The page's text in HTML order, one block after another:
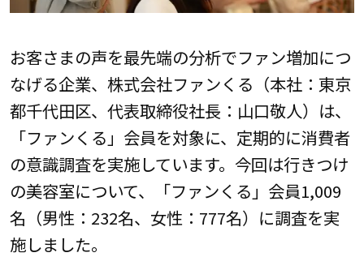
お客さまの声を最先端の分析でファン増加につ
なげる企業、株式会社ファンくる（本社：東京
都千代田区、代表取締役社長：山口敬人）は、
「ファンくる」会員を対象に、定期的に消費者
の意識調査を実施しています。今回は行きつけ
の美容室について、「ファンくる」会員1,009
名（男性：232名、女性：777名）に調査を実
施しました。